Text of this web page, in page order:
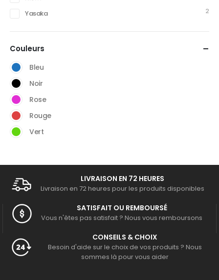
Yasaka
2
Couleurs
Bleu
Noir
Rose
Rouge
Vert
LIVRAISON EN 72 HEURES
Livraison en 72 heures pour les produits disponibles
SATISFAIT OU REMBOURSÉ
Vous n'êtes pas satisfait ? Nous vous remboursons
CONSEILS & CHOIX
Besoin d'aide sur le choix de vos produits ? Nous
sommes là pour vous aider